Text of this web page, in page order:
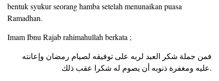
bentuk syukur seorang hamba setelah menunaikan puasa
Ramadhan.
Imam Ibnu Rajab rahimahullah berkata ;
فمن جملة شكر العبد لربه على توفيقه لصيام رمضان وإعانته
عليه ومغفرة ذنوبه أن يصوم له شكرا عقب ذلك.